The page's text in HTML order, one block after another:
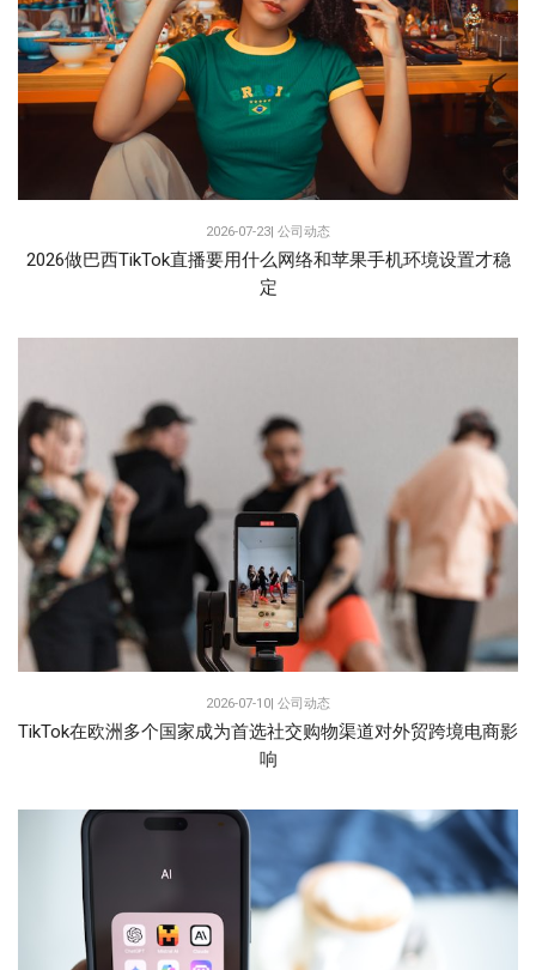
2026-07-23| 公司动态
2026做巴西TikTok直播要用什么网络和苹果手机环境设置才稳
定
2026-07-10| 公司动态
TikTok在欧洲多个国家成为首选社交购物渠道对外贸跨境电商影
响